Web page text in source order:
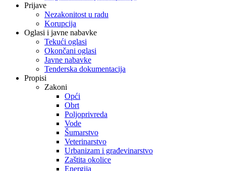
Prijave
Nezakonitost u radu
Korupcija
Oglasi i javne nabavke
Tekući oglasi
Okončani oglasi
Javne nabavke
Tenderska dokumentacija
Propisi
Zakoni
Opći
Obrt
Poljoprivreda
Vode
Šumarstvo
Veterinarstvo
Urbanizam i građevinarstvo
Zaštita okolice
Energija